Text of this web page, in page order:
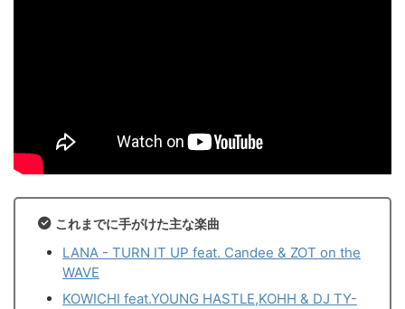
これまでに手がけた主な楽曲
LANA - TURN IT UP feat. Candee & ZOT on the
WAVE
KOWICHI feat.YOUNG HASTLE,KOHH & DJ TY-